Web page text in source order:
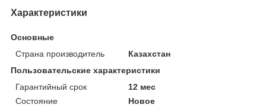
Характеристики
Основные
Страна производитель
Казахстан
Пользовательские характеристики
Гарантийный срок
12 мес
Состояние
Новое